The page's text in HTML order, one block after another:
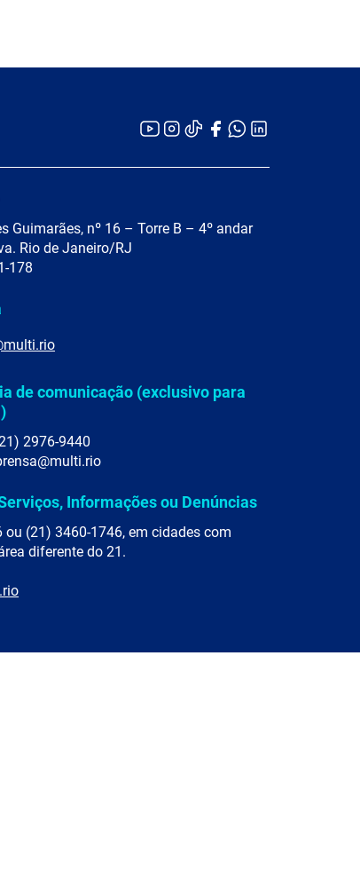
Guimarães, nº 16 – Torre B – 4º andar
Rio de Janeiro/RJ
178
de comunicação (exclusivo para
2976-9440
Informações ou Denúncias
ou (21) 3460-1746, em cidades com
diferente do 21.